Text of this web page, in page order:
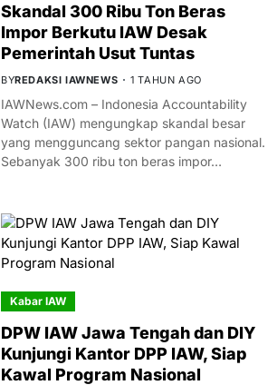
Skandal 300 Ribu Ton Beras
Impor Berkutu IAW Desak
Pemerintah Usut Tuntas
BYREDAKSI IAWNEWS 1 TAHUN AGO
IAWNews.com – Indonesia Accountability
Watch (IAW) mengungkap skandal besar
yang mengguncang sektor pangan nasional.
Sebanyak 300 ribu ton beras impor…
Kabar IAW
DPW IAW Jawa Tengah dan DIY
Kunjungi Kantor DPP IAW, Siap
Kawal Program Nasional